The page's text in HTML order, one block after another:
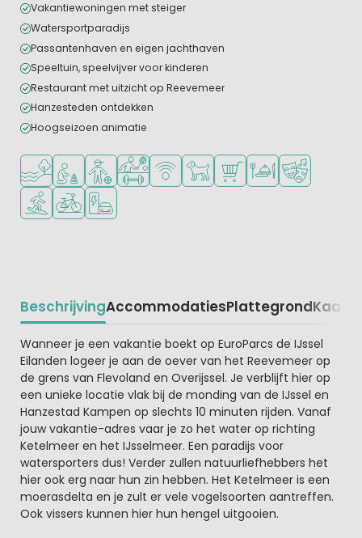
Vakantiewoningen met steiger
Watersportparadijs
Passantenhaven en eigen jachthaven
Speeltuin, speelvijver voor kinderen
Restaurant met uitzicht op Reevemeer
Hanzesteden ontdekken
Hoogseizoen animatie
Ligt bij het water
Aanbevolen voor jonge kinderen
Aanbevolen voor tieners
Veel mogelijkheden om te sporten
WiFi beschikbaar
Huisdieren toegestaan
Campingwinkel/
Restaurant of
Watersportfaciliteiten
FietsverhuurLaadpaal elektrische auto
BeschrijvingAccommodatiesPlattegrondKaart
Beschrijving
Wanneer je een vakantie boekt op EuroParcs de IJssel
Eilanden logeer je aan de oever van het Reevemeer op
de grens van Flevoland en Overijssel. Je verblijft hier op
een unieke locatie vlak bij de monding van de IJssel en
Hanzestad Kampen op slechts 10 minuten rijden. Vanaf
jouw vakantie-adres vaar je zo het water op richting
Ketelmeer en het IJsselmeer. Een paradijs voor
watersporters dus! Verder zullen natuurliefhebbers het
hier ook erg naar hun zin hebben. Het Ketelmeer is een
moerasdelta en je zult er vele vogelsoorten aantreffen.
Ook vissers kunnen hier hun hengel uitgooien.